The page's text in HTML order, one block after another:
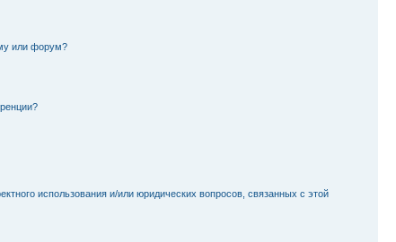
или форум?
использования и/или юридических вопросов, связанных с этой